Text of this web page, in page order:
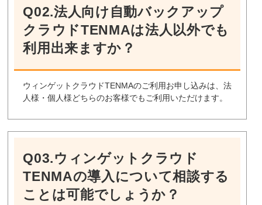
Q02.法人向け自動バックアップ
クラウドTENMAは法人以外でも
利用出来ますか？
ウィンゲットクラウドTENMAのご利用お申し込みは、法
人様・個人様どちらのお客様でもご利用いただけます。
Q03.ウィンゲットクラウド
TENMAの導入について相談する
ことは可能でしょうか？